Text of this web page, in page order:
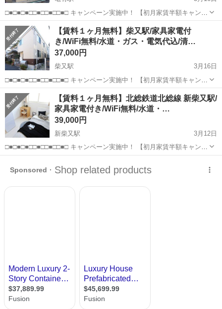
□■□■□■□□■□□■□□■□ キャンペーン実施中！ 【初月家賃半額キャンペ
ーン】or【1か月分賃料0円キャンペーン】 （※条件：3か月以上入
居） □■□■□■□□■□□■□□■□ 東京都内で『家具家電付き』...
東京 葛飾区 亀有駅 シェアハウス 無料
【賃料１ヶ月無料】柴又駅/家具家電付
き/WiFi無料/水道・ガス・電気代込/清…
37,000円
柴又駅
3月16日
□■□■□■□□■□□■□□■□ キャンペーン実施中！ 【初月家賃半額キャンペ
ーン】or【1か月分賃料0円キャンペーン】 （※条件：3か月以上入
居） □■□■□■□□■□□■□□■□ 東京都内で『家具家電付き』...
東京 葛飾区 柴又駅 シェアハウス 無料
【賃料１ヶ月無料】北総鉄道北総線 新柴又駅/
家具家電付き/WiFi無料/水道・…
39,000円
新柴又駅
3月12日
□■□■□■□□■□□■□□■□ キャンペーン実施中！ 【初月家賃半額キャンペ
ーン】or【1か月分賃料0円キャンペーン】 （※条件：3か月以上入
居） □■□■□■□□■□□■□□■□ 東京都内で『家具家電付き』...